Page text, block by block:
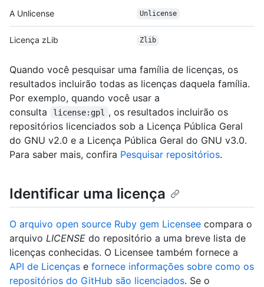
A Unlicense Unlicense
Licença zLib Zlib
Quando você pesquisar uma família de licenças, os
resultados incluirão todas as licenças daquela família.
Por exemplo, quando você usar a
consulta
license:gpl
, os resultados incluirão os
repositórios licenciados sob a Licença Pública Geral
do GNU v2.0 e a Licença Pública Geral do GNU v3.0.
Para saber mais, confira Pesquisar repositórios.
Identificar uma licença
O arquivo open source Ruby gem Licensee compara o
arquivo LICENSE do repositório a uma breve lista de
licenças conhecidas. O Licensee também fornece a
API de Licenças e fornece informações sobre como os
repositórios do GitHub são licenciados. Se o